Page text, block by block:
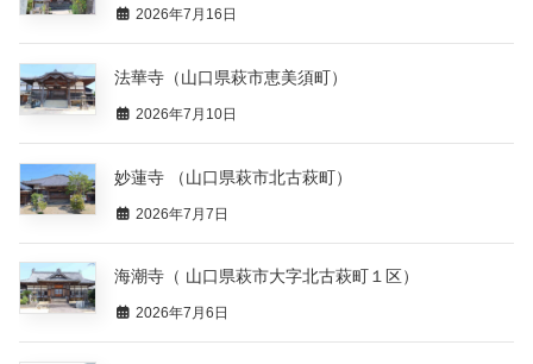
2026年7月16日
法華寺（山口県萩市恵美須町）
2026年7月10日
妙蓮寺 （山口県萩市北古萩町）
2026年7月7日
海潮寺（ 山口県萩市大字北古萩町１区）
2026年7月6日